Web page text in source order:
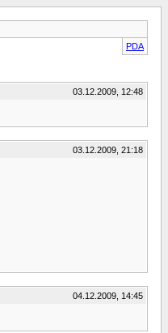
PDA
03.12.2009, 12:48
03.12.2009, 21:18
04.12.2009, 14:45